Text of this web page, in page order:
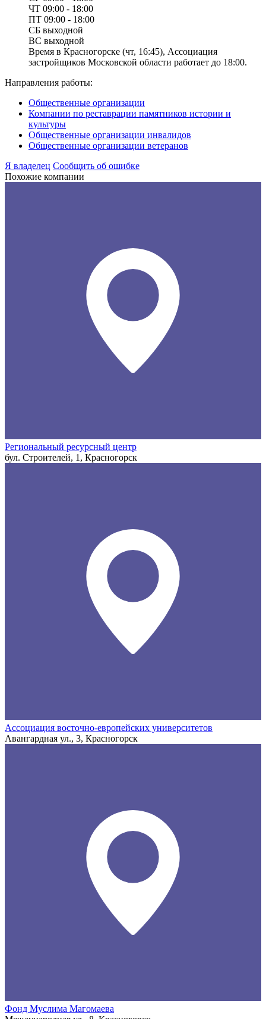
ЧТ 09:00 - 18:00
ПТ 09:00 - 18:00
СБ выходной
ВС выходной
Время в Красногорске (чт, 16:45), Ассоциация
застройщиков Московской области работает до 18:00.
Направления работы:
Общественные организации
Компании по реставрации памятников истории и
культуры
Общественные организации инвалидов
Общественные организации ветеранов
Я владелец Сообщить об ошибке
Похожие компании
Региональный ресурсный центр
бул. Строителей, 1, Красногорск
Ассоциация восточно-европейских университетов
Авангардная ул., 3, Красногорск
Фонд Муслима Магомаева